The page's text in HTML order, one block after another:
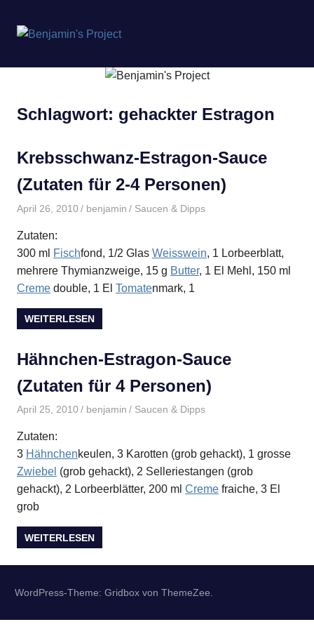
springen
Project
Schlagwort: gehackter Estragon
Krebsschwanz-Estragon-Sauce
(Zutaten für 2-4 Personen)
April 26, 2010 benjamin Saucen & Dipps
Zutaten:
300 ml Fischfond, 1/2 Glas Weisswein, 1 Lorbeerblatt,
mehrere Thymianzweige, 15 g Butter, 1 El Mehl, 150 ml
Creme double, 1 El Tomatenmark, 1
WEITERLESEN
Hähnchen-Estragon-Sauce
(Zutaten für 4 Personen)
April 25, 2010 benjamin Saucen & Dipps
Zutaten:
3 Hähnchenkeulen, 3 Karotten (grob gehackt), 1 grosse
Zwiebel (grob gehackt), 2 Selleriestangen (grob
gehackt), 2 Lorbeerblätter, 200 ml Creme fraiche, 3 El
grob
WEITERLESEN
WordPress-Theme: Gridbox von ThemeZee.